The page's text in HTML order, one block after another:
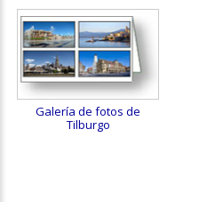
Galería de fotos de
Tilburgo